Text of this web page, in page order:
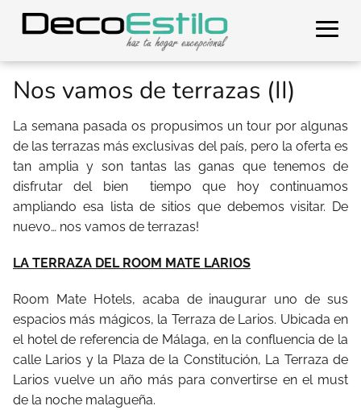
Nos vamos de terrazas (II)
La semana pasada os propusimos un tour por algunas
de las terrazas más exclusivas del país, pero la oferta es
tan amplia y son tantas las ganas que tenemos de
disfrutar del bien tiempo que hoy continuamos
ampliando esa lista de sitios que debemos visitar. De
nuevo… nos vamos de terrazas!
LA TERRAZA DEL ROOM MATE LARIOS
Room Mate Hotels, acaba de inaugurar uno de sus
espacios más mágicos, la Terraza de Larios. Ubicada en
el hotel de referencia de Málaga, en la confluencia de la
calle Larios y la Plaza de la Constitución, La Terraza de
Larios vuelve un año más para convertirse en el must
de la noche malagueña.